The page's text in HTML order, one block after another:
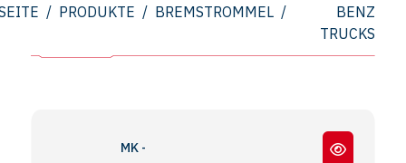
/ PRODUKTE / BREMSTROMMEL /
BENZ
TRUCKS
MK - SK SERIES